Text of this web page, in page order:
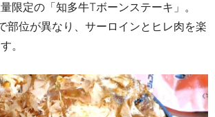
限定の「知多牛Tボーンステーキ」。
部位が異なり、サーロインとヒレ肉を楽
。